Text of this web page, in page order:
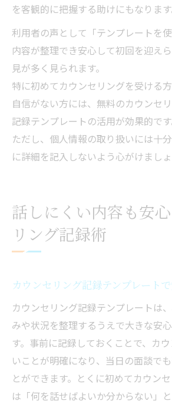
を客観的に把握する助けにもなります
利用者の声として「テンプレートを
内容が整理でき安心して初回を迎え
見が多く見られます。
特に初めてカウンセリングを受ける
自信がない方には、無料のカウンセ
記録テンプレートの活用が効果的です
ただし、個人情報の取り扱いには十
に詳細を記入しないよう心がけましょ
話しにくい内容も安
リング記録術
カウンセリング記録テンプレート
カウンセリング記録テンプレートは
みや状況を整理するうえで大きな安
す。事前に記録しておくことで、カ
いことが明確になり、当日の面談で
とができます。とくに初めてカウン
は「何を話せばよいか分からない」